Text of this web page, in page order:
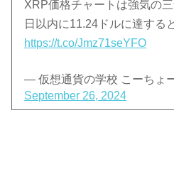
XRP価格チャートは強気の
日以内に11.24ドルに達する
https://t.co/Jmz71seYFO
— 仮想通貨の学校 こーちょ
September 26, 2024